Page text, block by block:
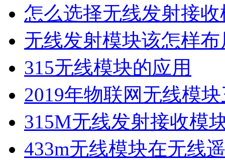
怎么选择无线发射接收
无线发射模块该怎样
315无线模块的应用
2019年物联网无线模
315M无线发射接收模
433m无线模块在无线